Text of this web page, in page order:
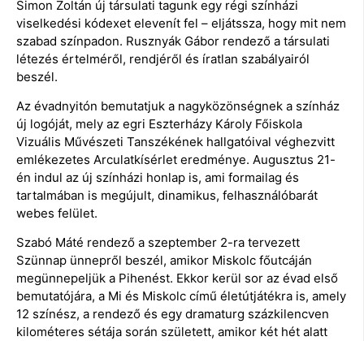
Simon Zoltán új társulati tagunk egy régi színházi
viselkedési kódexet elevenít fel – eljátssza, hogy mit nem
szabad színpadon. Rusznyák Gábor rendező a társulati
létezés értelméről, rendjéről és íratlan szabályairól
beszél.
Az évadnyitón bemutatjuk a nagyközönségnek a színház
új logóját, mely az egri Eszterházy Károly Főiskola
Vizuális Művészeti Tanszékének hallgatóival véghezvitt
emlékezetes Arculatkísérlet eredménye. Augusztus 21-
én indul az új színházi honlap is, ami formailag és
tartalmában is megújult, dinamikus, felhasználóbarát
webes felület.
Szabó Máté rendező a szeptember 2-ra tervezett
Szünnap ünnepről beszél, amikor Miskolc főutcáján
megünnepeljük a Pihenést. Ekkor kerül sor az évad első
bemutatójára, a Mi és Miskolc című életútjátékra is, amely
12 színész, a rendező és egy dramaturg százkilencven
kilométeres sétája során született, amikor két hét alatt